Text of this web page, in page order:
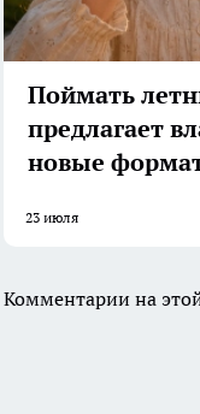
Поймать
предлагает
новые
23 июля
Комментарии на